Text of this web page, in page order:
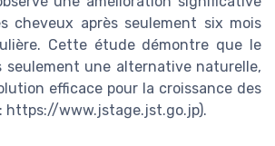
cheveux après seulement six mois
Cette étude démontre que le
seulement une alternative naturelle,
efficace pour la croissance des
https://www.jstage.jst.go.jp).